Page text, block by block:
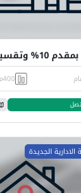
٩ سنوات
400م